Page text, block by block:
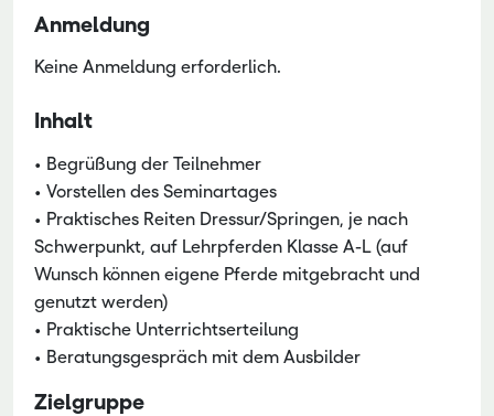
Anmeldung
Keine Anmeldung erforderlich.
Inhalt
• Begrüßung der Teilnehmer
• Vorstellen des Seminartages
• Praktisches Reiten Dressur/Springen, je nach
Schwerpunkt, auf Lehrpferden Klasse A-L (auf
Wunsch können eigene Pferde mitgebracht und
genutzt werden)
• Praktische Unterrichtserteilung
• Beratungsgespräch mit dem Ausbilder
Zielgruppe